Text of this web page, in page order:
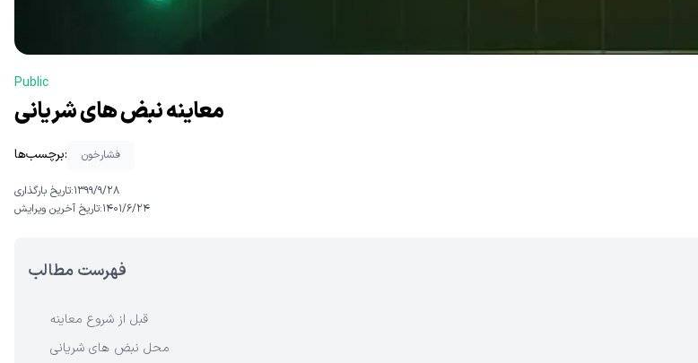
معاینه نبض های شریانی
برچسب‌ها: فشارخون
تاریخ بارگذاری:۱۳۹۹/۹/۲۸
تاریخ آخرین ویرایش:۱۴۰۱/۶/۲۴
Public
فهرست مطالب
قبل از شروع معاینه
محل نبض های شریانی